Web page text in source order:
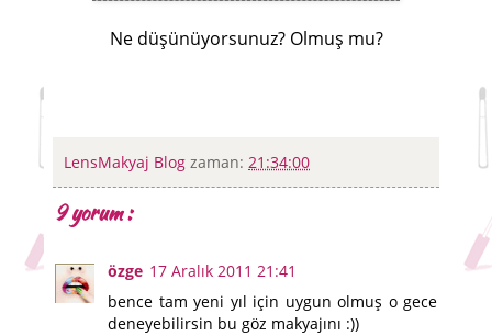
Ne düşünüyorsunuz? Olmuş mu?
LensMakyaj Blog zaman: 21:34:00
9 yorum :
özge 17 Aralık 2011 21:41
bence tam yeni yıl için uygun olmuş o gece
deneyebilirsin bu göz makyajını :))